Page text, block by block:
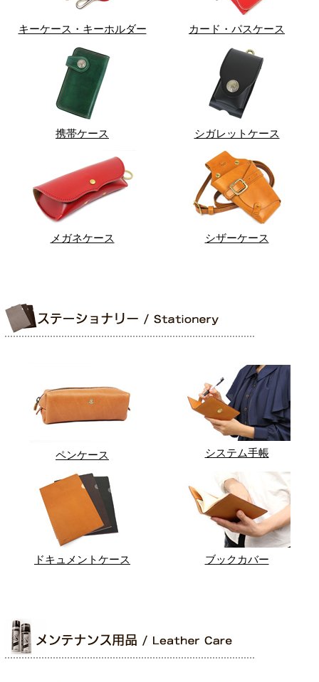
キーケース・キーホルダー カード・パスケース
携帯ケース シガレットケース
メガネケース シザーケース
ペンケース システム手帳
ドキュメントケース ブックカバー